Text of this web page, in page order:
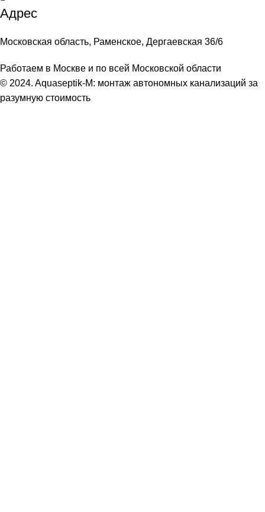
Адрес
Московская область, Раменское, Дергаевская 36/6
Работаем в Москве и по всей Московской области
© 2024. Aquaseptik-M: монтаж автономных канализаций за
разумную стоимость